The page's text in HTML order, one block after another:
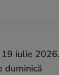
iulie
duminică